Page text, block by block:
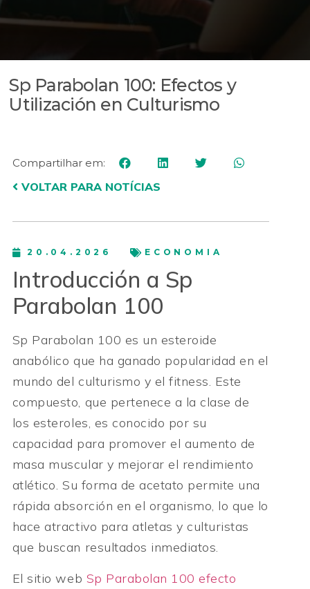
Sp Parabolan 100: Efectos y
Utilización en Culturismo
Compartilhar em:
VOLTAR PARA NOTÍCIAS
20.04.2026 ECONOMIA
Introducción a Sp
Parabolan 100
Sp Parabolan 100 es un esteroide
anabólico que ha ganado popularidad en el
mundo del culturismo y el fitness. Este
compuesto, que pertenece a la clase de
los esteroles, es conocido por su
capacidad para promover el aumento de
masa muscular y mejorar el rendimiento
atlético. Su forma de acetato permite una
rápida absorción en el organismo, lo que lo
hace atractivo para atletas y culturistas
que buscan resultados inmediatos.
El sitio web Sp Parabolan 100 efecto